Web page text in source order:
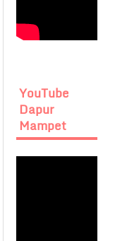
YouTube
Dapur
Mampet